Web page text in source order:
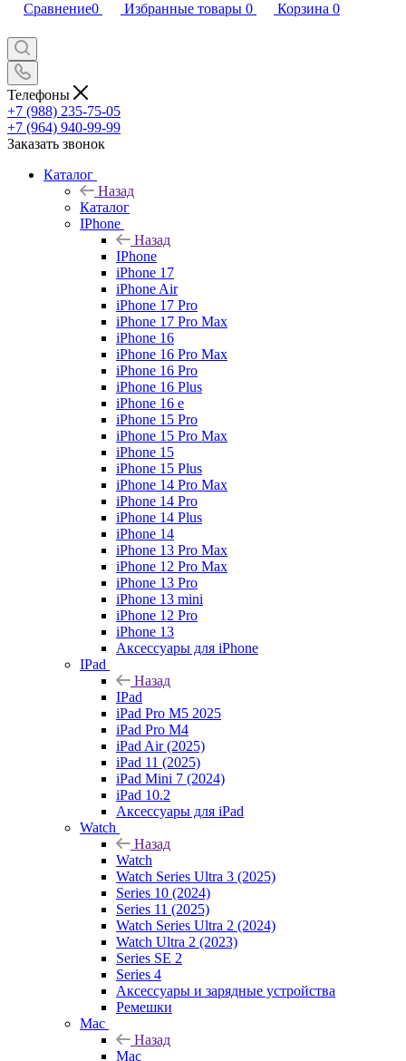
Сравнение0 Избранные товары 0 Корзина 0
Телефоны
+7 (988) 235-75-05
+7 (964) 940-99-99
Заказать звонок
Каталог
Назад
Каталог
IPhone
Назад
IPhone
iPhone 17
iPhone Air
iPhone 17 Pro
iPhone 17 Pro Max
iPhone 16
iPhone 16 Pro Max
iPhone 16 Pro
iPhone 16 Plus
iPhone 16 e
iPhone 15 Pro
iPhone 15 Pro Max
iPhone 15
iPhone 15 Plus
iPhone 14 Pro Max
iPhone 14 Pro
iPhone 14 Plus
iPhone 14
iPhone 13 Pro Max
iPhone 12 Pro Max
iPhone 13 Pro
iPhone 13 mini
iPhone 12 Pro
iPhone 13
Аксессуары для iPhone
IPad
Назад
IPad
iPad Pro M5 2025
iPad Pro M4
iPad Air (2025)
iPad 11 (2025)
iPad Mini 7 (2024)
iPad 10.2
Аксессуары для iPad
Watch
Назад
Watch
Watch Series Ultra 3 (2025)
Series 10 (2024)
Series 11 (2025)
Watch Series Ultra 2 (2024)
Watch Ultra 2 (2023)
Series SE 2
Series 4
Аксессуары и зарядные устройства
Ремешки
Mac
Назад
Mac